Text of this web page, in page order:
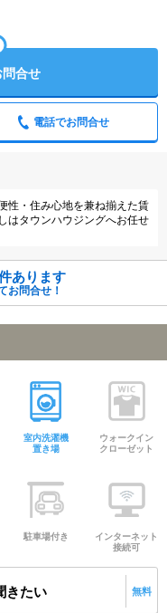
合せ
電話でお問合せ
性・住み心地を兼ね揃えた賃
はタウンハウジングへお任せ
あります
お問合せ！
室内洗濯機
置き場
ウォークイン
クローゼット
駐車場付き
インターネット
接続可
きたい 無料